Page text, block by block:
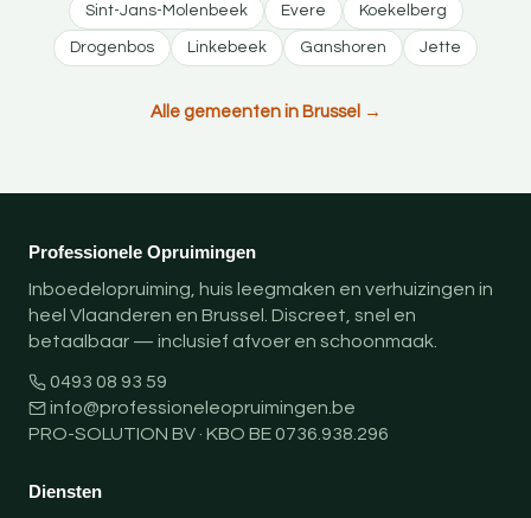
Sint-Jans-Molenbeek Evere Koekelberg
Drogenbos Linkebeek Ganshoren Jette
Alle gemeenten in Brussel →
Professionele Opruimingen
Inboedelopruiming, huis leegmaken en verhuizingen in
heel Vlaanderen en Brussel. Discreet, snel en
betaalbaar — inclusief afvoer en schoonmaak.
0493 08 93 59
info@professioneleopruimingen.be
PRO-SOLUTION BV · KBO BE 0736.938.296
Diensten